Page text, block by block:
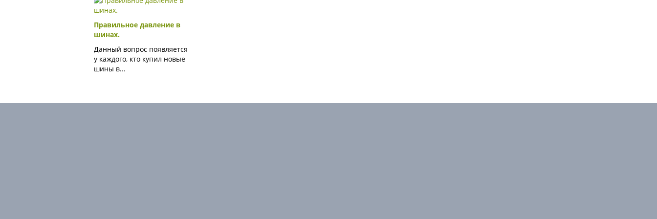
Правильное давление в
шинах.
Данный вопрос появляется
у каждого, кто купил новые
шины в...